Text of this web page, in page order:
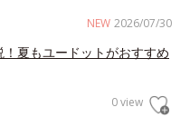
NEW 2026/07/30
夏もユードットがおすすめ
0 view